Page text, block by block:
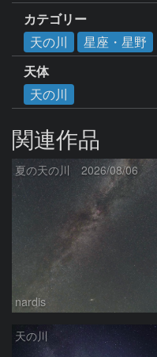
カテゴリー
天の川
星座・星野
天体
天の川
関連作品
夏の天の川 2026/08/06
nardis
天の川